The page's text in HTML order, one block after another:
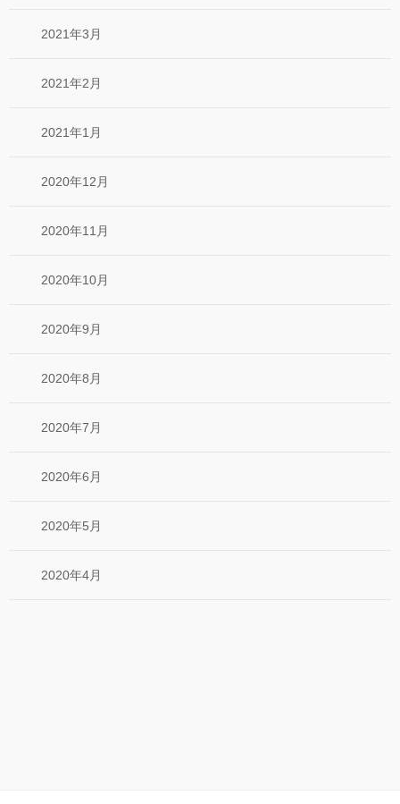
2021年3月
2021年2月
2021年1月
2020年12月
2020年11月
2020年10月
2020年9月
2020年8月
2020年7月
2020年6月
2020年5月
2020年4月